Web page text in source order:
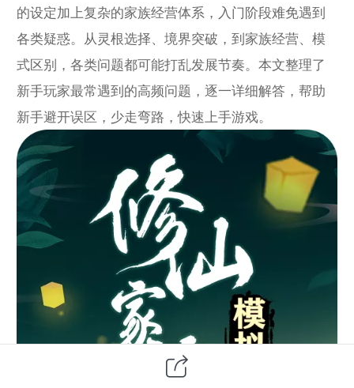
的设定加上复杂的家族经营体系，入门阶段难免遇到
各类疑惑。从灵根选择、境界突破，到家族经营、模
式区别，各类问题都可能打乱发展节奏。本文整理了
新手玩家最常遇到的高频问题，逐一详细解答，帮助
新手避开误区，少走弯路，快速上手游戏。